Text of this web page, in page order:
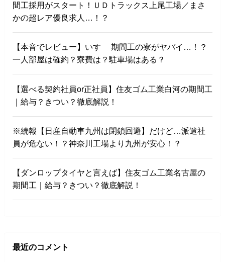
間工採用がスタート！ＵＤトラックス上尾工場／まさ
かの超レア優良求人…！？
【本音でレビュー】いすゞ 期間工の寮がヤバイ…！？
一人部屋は確約？寮費は？駐車場はある？
【選べる契約社員or正社員】住友ゴム工業白河の期間工
｜給与？きつい？徹底解説！
※続報【日産自動車九州は閉鎖回避】だけど…派遣社
員が危ない！？神奈川工場より九州が安心！？
【ダンロップタイヤと言えば】住友ゴム工業名古屋の
期間工｜給与？きつい？徹底解説！
最近のコメント